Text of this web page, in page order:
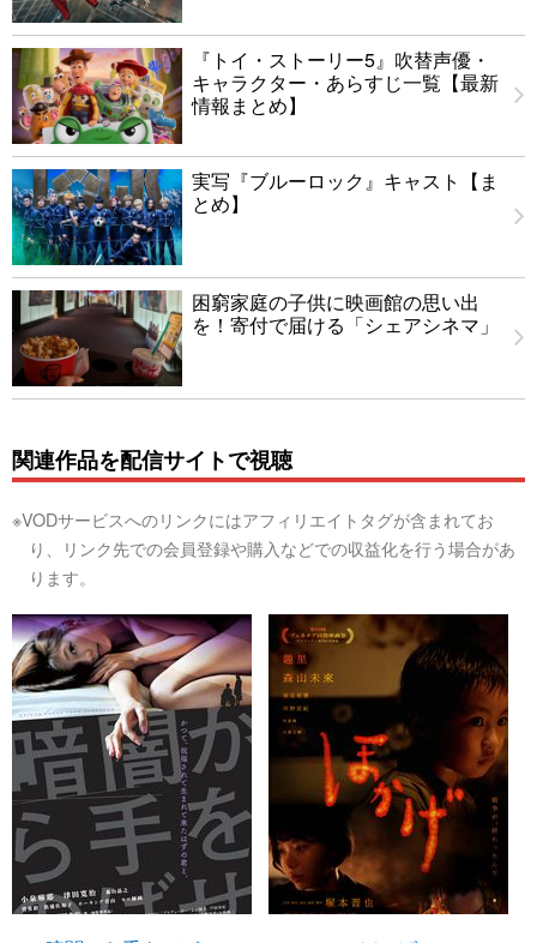
『トイ・ストーリー5』吹替声優・
キャラクター・あらすじ一覧【最新
情報まとめ】
実写『ブルーロック』キャスト【ま
とめ】
困窮家庭の子供に映画館の思い出
を！寄付で届ける「シェアシネマ」
関連作品を配信サイトで視聴
※VODサービスへのリンクにはアフィリエイトタグが含まれてお
り、リンク先での会員登録や購入などでの収益化を行う場合があ
ります。